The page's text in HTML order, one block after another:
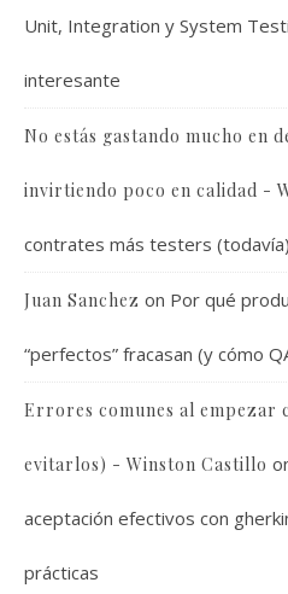
Unit, Integration y System
interesante
No estás gastando mucho en
invirtiendo poco en calidad -
contrates más testers (todavía)
Juan Sanchez on Por qué
“perfectos” fracasan (y cómo
Errores comunes al empezar
evitarlos) - Winston Castillo
aceptación efectivos con
prácticas